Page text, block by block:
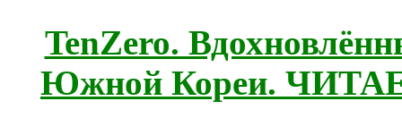
TenZero.
Южной Кореи.